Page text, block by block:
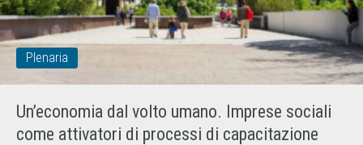
Plenaria
Un’economia dal volto umano. Imprese sociali
come attivatori di processi di capacitazione